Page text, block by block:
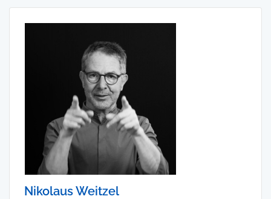
Nikolaus Weitzel